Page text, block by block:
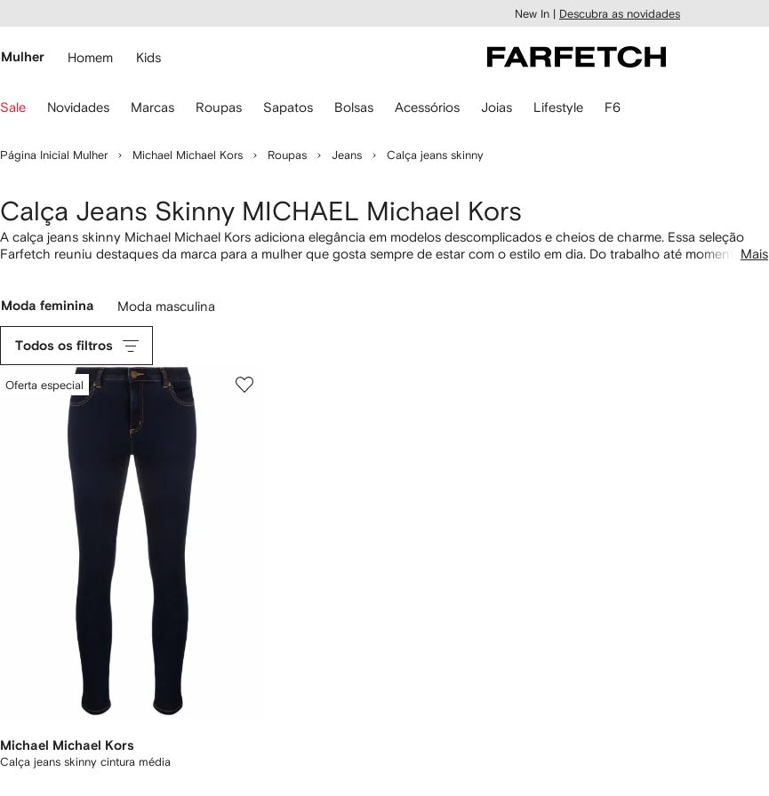
New In | Descubra as novidades
Mulher Homem Kids
Sale Novidades Marcas Roupas Sapatos Bolsas Acessórios Joias Lifestyle F6
Página Inicial Mulher Michael Michael Kors Roupas Jeans Calça jeans skinny
Calça Jeans Skinny MICHAEL Michael Kors
A calça jeans skinny Michael Michael Kors adiciona elegância em modelos descomplicados e cheios de charme. Essa seleção
Farfetch reuniu destaques da marca para a mulher que gosta sempre de estar com o estilo em dia. Do trabalho até momentos de
Mais
Moda feminina Moda masculina
Todos os filtros
Oferta especial
Michael Michael Kors
Calça jeans skinny cintura média